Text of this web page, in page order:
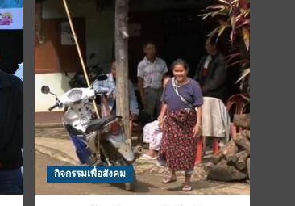
กิจกรรมเพื่อสังคม